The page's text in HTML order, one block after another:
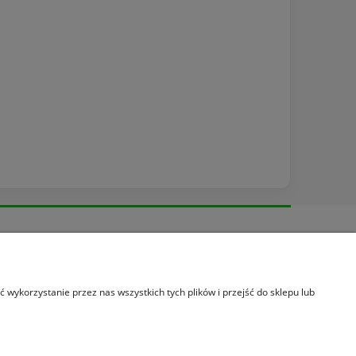
Informacje
Informacje o leasingu
przez nas wszystkich tych plików i przejść do sklepu lub